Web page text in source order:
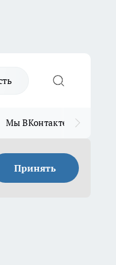
Мы ВКонтакте
Принять